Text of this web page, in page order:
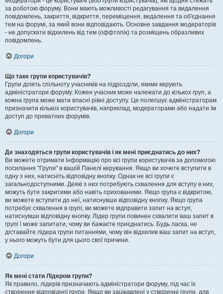
за роботою форуму. Вони мають можливості редагування та видалення
повідомлень, закриття, відкриття, переміщення, видалення та об'єднання
тем на форумі, за який вони відповідають. Основне завдання модераторів
- не допускати відхилень від тем (оффтопік) та розміщень образливих
повідомлень.
Догори
Що таке групи користувачів?
Групи ділять спільноту учасників на підрозділи, якими керують
адміністратори форуму. Кожен учасник може належати до кількох груп, а
кожна група може мати власні рівні доступу. Це полегшує адміністраторам
призначити кількох користувачів, наприклад, модераторами або надати їм
доступ до приватних форумів.
Догори
Де знаходяться групи користувачів і як мені приєднатись до них?
Ви можете отримати інформацію про всі групи користувачів за допомогою
посилання "Групи" в вашій Панелі керування. Якщо ви хочете вступити в
одну з них, натисніть відповідну кнопку. Однак не всі групи є
загальнодоступними. Деякі з них потребують схвалення для вступу в них,
можуть бути закритими або навіть прихованими. Якщо група є відкритою,
ви можете вступити до неї, натиснувши відповідну кнопку. Якщо група
потребує схвалення в групі, ви можете відправити запит на вступ,
натиснувши відповідну кнопку. Лідер групи повинен схвалити ваш запит в
групі і може запитати, чому ви бажаєте приєднатись. Будь ласка, не
діставайте лідера групи питаннями, чому він відхилив ваш запит на вступ,
у нього можуть бути для цього свої причини.
Догори
Як мені стати Лідером групи?
Як правило, лідерів призначають адміністратори форуму, під час їх
створення відповідної групи. Якщо ви зацікавлені у створенні групи, для